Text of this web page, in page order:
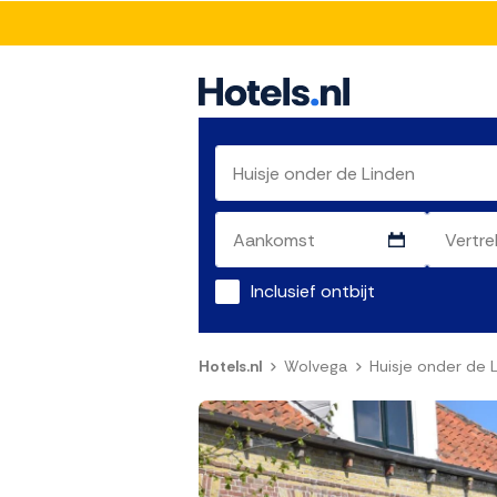
Inclusief ontbijt
Hotels.nl Wolvega Huisje onder de